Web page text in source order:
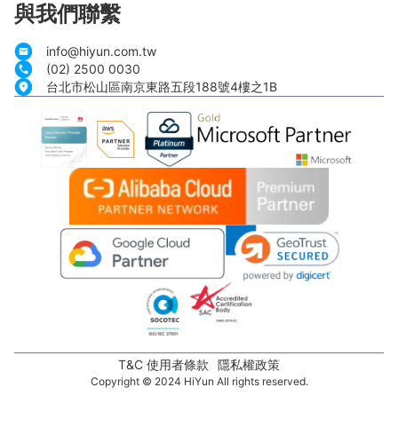
與我們聯繫
info@hiyun.com.tw
(02) 2500 0030
台北市松山區南京東路五段188號4樓之1B
T&C 使用者條款 隱私權政策
Copyright © 2024 HiYun All rights reserved.